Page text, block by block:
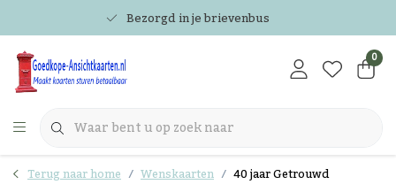
Bezorgd in je brievenbus
0
Terug naar home Wenskaarten 40 jaar Getrouwd